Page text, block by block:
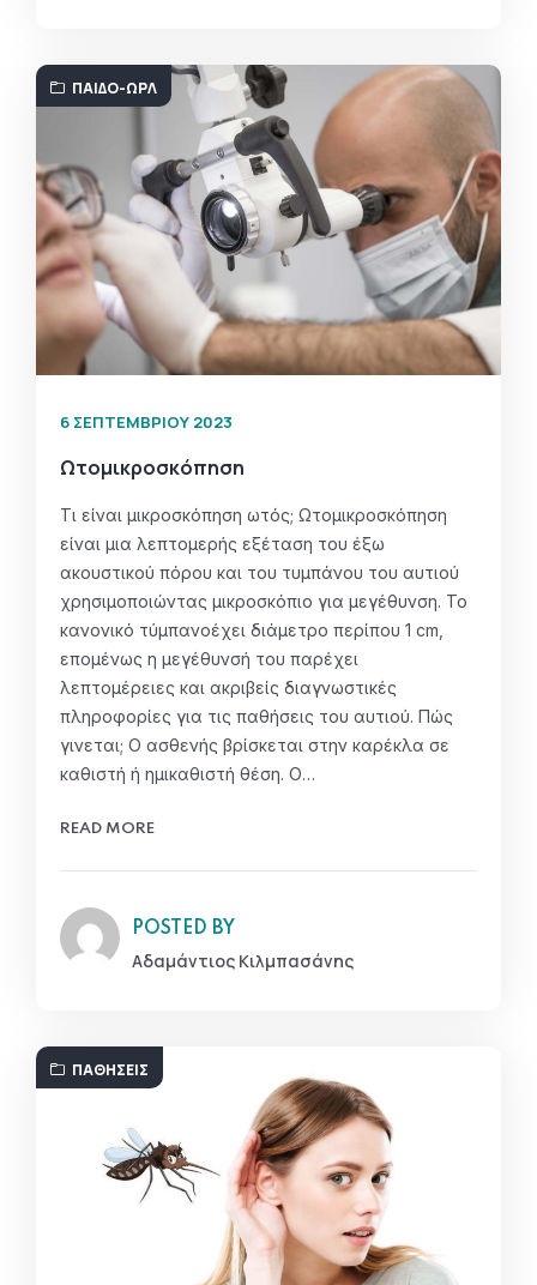
ΠΑΙΔΟ-ΩΡΛ
6 ΣΕΠΤΕΜΒΡΊΟΥ 2023
Ωτομικροσκόπηση
Τι είναι μικροσκόπηση ωτός; Ωτομικροσκόπηση
είναι μια λεπτομερής εξέταση του έξω
ακουστικού πόρου και του τυμπάνου του αυτιού
χρησιμοποιώντας μικροσκόπιο για μεγέθυνση. Το
κανονικό τύμπανοέχει διάμετρο περίπου 1 cm,
επομένως η μεγέθυνσή του παρέχει
λεπτομέρειες και ακριβείς διαγνωστικές
πληροφορίες για τις παθήσεις του αυτιού. Πώς
γινεται; Ο ασθενής βρίσκεται στην καρέκλα σε
καθιστή ή ημικαθιστή θέση. Ο…
READ MORE
POSTED BY
Αδαμάντιος Κιλμπασάνης
ΠΑΘΉΣΕΙΣ